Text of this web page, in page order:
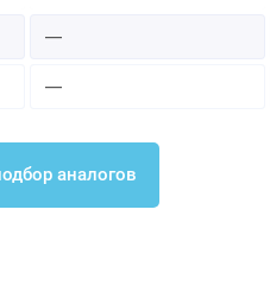
—
—
аналогов